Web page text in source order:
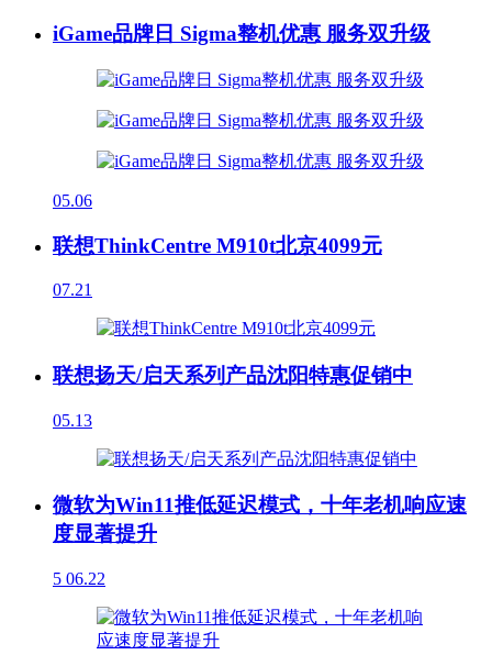
iGame品牌日 Sigma整机优惠 服务双升级
05.06
联想ThinkCentre M910t北京4099元
07.21
联想扬天/启天系列产品沈阳特惠促销中
05.13
微软为Win11推低延迟模式，十年老机响应速
度显著提升
5 06.22